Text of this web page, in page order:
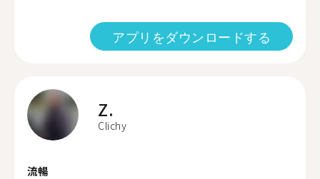
アプリをダウンロードする
Z.
Clichy
流暢